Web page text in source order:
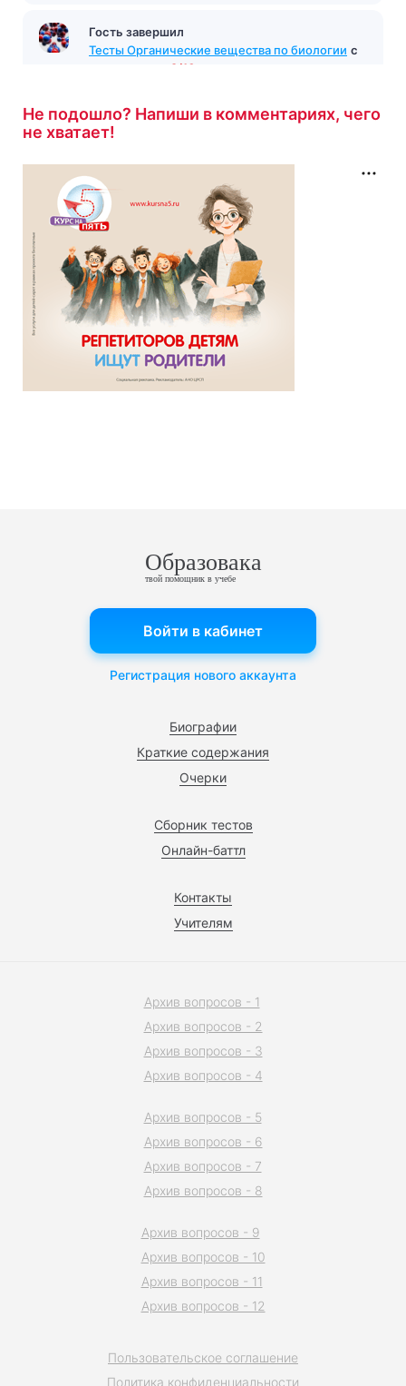
Гость завершил
Тесты Органические вещества по биологии с
9/10
Не подошло? Напиши в комментариях, чего
не хватает!
Образовака
твой помощник в учебе
Биографии
Краткие содержания
Очерки
Сборник тестов
Онлайн-баттл
Контакты
Учителям
Войти в кабинет
Регистрация нового аккаунта
Пользовательское соглашение
Политика конфиденциальности
Архив вопросов - 1
Архив вопросов - 2
Архив вопросов - 3
Архив вопросов - 4
Архив вопросов - 5
Архив вопросов - 6
Архив вопросов - 7
Архив вопросов - 8
Архив вопросов - 9
Архив вопросов - 10
Архив вопросов - 11
Архив вопросов - 12